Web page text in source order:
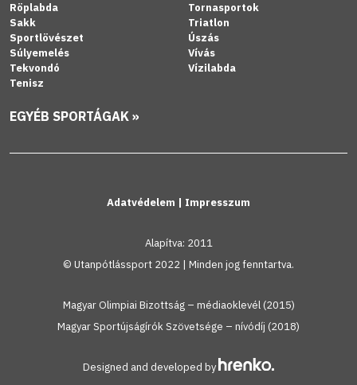
Röplabda
Sakk
Sportlövészet
Súlyemelés
Tekvondó
Tenisz
Tornasportok
Triatlon
Úszás
Vívás
Vízilabda
EGYÉB SPORTÁGAK »
Adatvédelem | Impresszum
Alapítva: 2011
© Utanpótlássport 2022 | Minden jog fenntartva.
Magyar Olimpiai Bizottság – médiaoklevél (2015)
Magyar Sportújságírók Szövetsége – nívódíj (2018)
Designed and developed by